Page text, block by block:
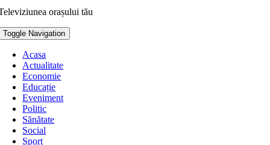
orașului tău
Toggle Navigation
Acasa
Actualitate
Economie
Educație
Eveniment
Politic
Sănătate
Social
Sport